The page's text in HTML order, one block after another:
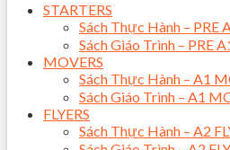
STARTERS
Sách Thực Hành – PRE
Sách Giáo Trình – PRE
MOVERS
Sách Thực Hành – A1
Sách Giáo Trình – A1
FLYERS
Sách Thực Hành – A2